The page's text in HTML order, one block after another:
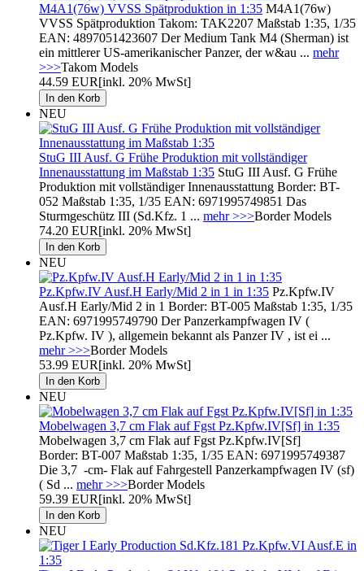
M4A1(76w) VVSS Spätproduktion in 1:35 M4A1(76w)
VVSS Spätproduktion Takom: TAK2207 Maßstab 1:35, 1/35
EAN: 4897051423607 Der Medium Tank M4 (Sherman) ist
ein mittlerer US-amerikanischer Panzer, der w&au ... mehr
>>>Takom Models
44.59 EUR[inkl. 20% MwSt]
NEU
StuG III Ausf. G Frühe Produktion mit vollständiger
Innenausstattung im Maßstab 1:35 StuG III Ausf. G Frühe
Produktion mit vollständiger Innenausstattung Border: BT-
052 Maßstab 1:35, 1/35 EAN: 6971995749851 Das
Sturmgeschütz III (Sd.Kfz. 1 ... mehr >>>Border Models
74.20 EUR[inkl. 20% MwSt]
NEU
Pz.Kpfw.IV Ausf.H Early/Mid 2 in 1 in 1:35 Pz.Kpfw.IV
Ausf.H Early/Mid 2 in 1 Border: BT-005 Maßstab 1:35, 1/35
EAN: 6971995749790 Der Panzerkampfwagen IV (
Pz.Kpfw. IV ), allgemein bekannt als Panzer IV , ist ei ...
mehr >>>Border Models
53.99 EUR[inkl. 20% MwSt]
NEU
Mobelwagen 3,7 cm Flak auf Fgst Pz.Kpfw.IV[Sf] in 1:35
Mobelwagen 3,7 cm Flak auf Fgst Pz.Kpfw.IV[Sf]
Border: BT-007 Maßstab 1:35, 1/35 EAN: 6971995749387
Die 3,7 -cm- Flak auf Fahrgestell Panzerkampfwagen IV (sf)
( Sd ... mehr >>>Border Models
59.39 EUR[inkl. 20% MwSt]
NEU